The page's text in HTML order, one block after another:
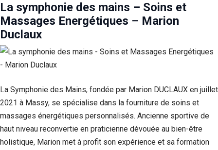
La symphonie des mains – Soins et
Massages Energétiques – Marion
Duclaux
La Symphonie des Mains, fondée par Marion DUCLAUX en juillet
2021 à Massy, se spécialise dans la fourniture de soins et
massages énergétiques personnalisés. Ancienne sportive de
haut niveau reconvertie en praticienne dévouée au bien-être
holistique, Marion met à profit son expérience et sa formation